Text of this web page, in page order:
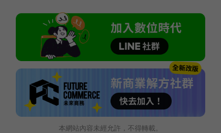
本網站內容未經允許，不得轉載。